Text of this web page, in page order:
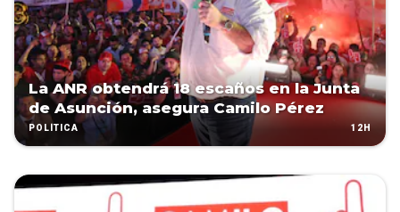
La ANR obtendrá 18 escaños en la Junta
de Asunción, asegura Camilo Pérez
POLÍTICA 12H